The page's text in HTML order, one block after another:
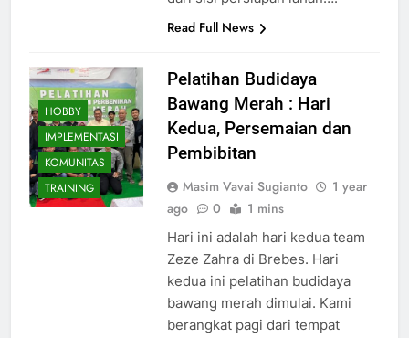
Read Full News
HOBBY
IMPLEMENTASI
KOMUNITAS
TRAINING
Pelatihan Budidaya
Bawang Merah : Hari
Kedua, Persemaian dan
Pembibitan
Masim Vavai Sugianto
1 year
ago
0 1 mins
Hari ini adalah hari kedua team
Zeze Zahra di Brebes. Hari
kedua ini pelatihan budidaya
bawang merah dimulai. Kami
berangkat pagi dari tempat